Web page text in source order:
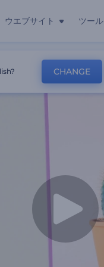
ウエブサイト ツール
CHANGE